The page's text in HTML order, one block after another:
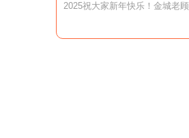
2025祝大家新年快乐！金城老